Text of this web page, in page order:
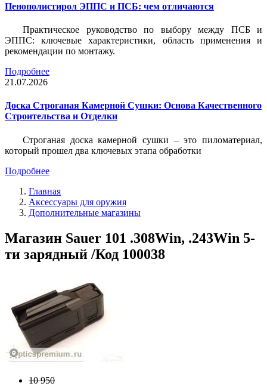
Пенополистирол ЭППС и ПСБ: чем отличаются
Практическое руководство по выбору между ПСБ и
ЭППС: ключевые характеристики, область применения и
рекомендации по монтажу.
Подробнее
21.07.2026
Доска Строганая Камерной Сушки: Основа Качественного
Строительства и Отделки
Строганая доска камерной сушки – это пиломатериал,
который прошел два ключевых этапа обработки
Подробнее
Главная
Аксессуары для оружия
Дополнительные магазины
Магазин Sauer 101 .308Win, .243Win 5-
ти зарядный /Код 100038
10 950